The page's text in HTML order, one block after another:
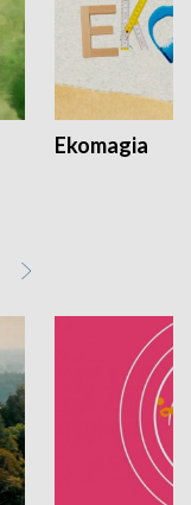
Ekomagia